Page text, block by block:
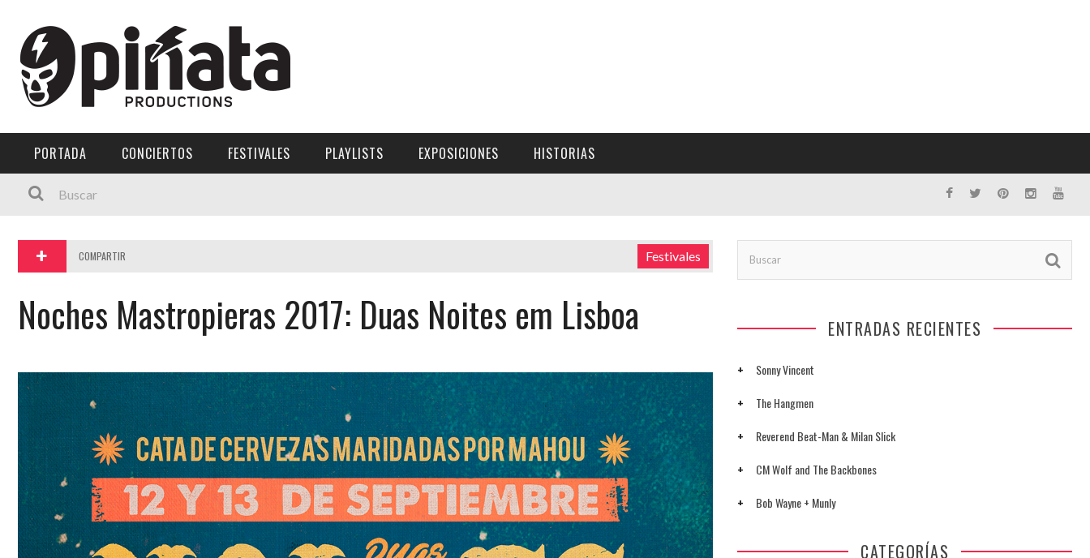
Menú Principal
PORTADA
FESTIVALES
EXPOSICIONES
HISTORIAS
PORTADA CONCIERTOS FESTIVALES PLAYLISTS EXPOSICIONES HISTORIAS
COMPARTIR Festivales
Noches Mastropieras 2017: Duas Noites em Lisboa ENTRADAS RECIENTES
Sonny Vincent
The Hangmen
Reverend Beat-Man & Milan Slick
CM Wolf and The Backbones
Bob Wayne + Munly
CATEGORÍAS